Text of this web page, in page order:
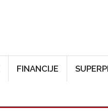
FINANCIJE